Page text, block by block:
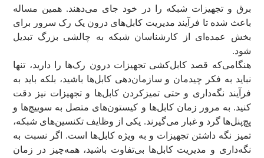
برق و تجهیزات شبکه را در خود جای می‌دهند. همین مساله
باعث شده تا فرآیند مدیریت کابل‌های درون یک رک سرور برای
بخش عمده‌ای از کارشناسان شبکه به چالشی بزرگ تبدیل
شود.
هنگامی‌که قصد کابل‌کشی تجهیزات درون رک‌ها را دارید، تنها
نباید به فکر چیدمان و سازمان‌دهی کابل‌ها باشید، بلکه باید به
فرآیند نگه‌داری و حتی تمیزکردن کابل‌ها و تجهیزات نیز دقت
کنید. به مرور زمان کابل‌ها و کیستون‌های متصل به سوییچ‌ها و
پچ‌‌پنل‌ها گرد و غبار می‌گیرند. یکی از وظایف تکنسین‌های شبکه،
تمیز نگه داشتن تجهیزات و به ویژه کابل‌ها است. اگر نسبت به
نگه‌داری و مدیریت کابل‌ها بی‌تفاوت باشید، همه‌چیز در زمان